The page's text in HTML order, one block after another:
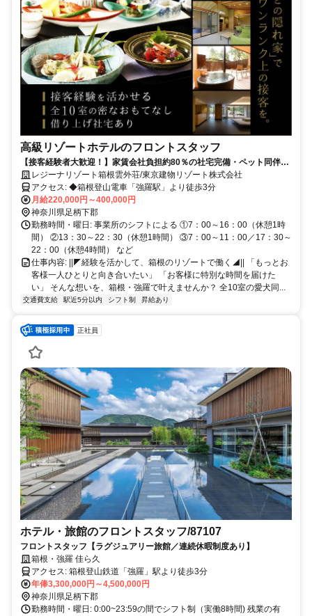
高級リゾートホテルのフロントスタッフ
【接客経験者大歓迎！】家賃会社負担約80％の社宅完備・ペット同伴
OK｜賞与あり｜残業少なめ
レジーナリゾート箱根雲外荘/東京建物リゾート株式会社
アクセス: ◆箱根登山電車「強羅駅」より徒歩3分
月給220,000円～400,000円
神奈川県足柄下郡
勤務時間・曜日: 事業所のシフトによる ①7：00～16：00（休憩1時
間） ②13：30～22：30（休憩1時間） ③7：00～11：00／17：30～
22：00（休憩4時間） など
仕事内容: ||◤経験を活かして、箱根のリゾートで働く◢|| 「もっとお
客様一人ひとりと向き合いたい」 「お客様に特別な時間を届けた
い」 そんな想いを、箱根・強羅で叶えませんか？ 全10室の愛犬同...
交通費支給 駅近5分以内 シフト制 昇給あり
正社員
ホテル・旅館のフロントスタッフ/87107
フロントスタッフ【ラグジュアリー旅館／連続休暇制度あり】
箱根・強羅 佳ら久
アクセス: 箱根登山鉄道「強羅」駅より徒歩3分
年俸3,300,000円～4,500,000円
神奈川県足柄下郡
勤務時間・曜日: 0:00~23:59の間でシフト制（実働8時間) 残業の有